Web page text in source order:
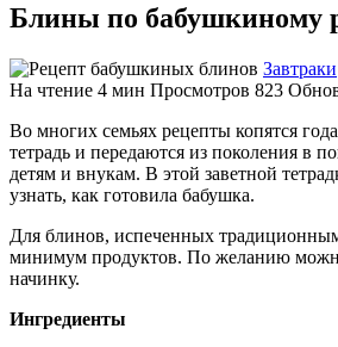
Блины по бабушкиному
Завтраки
На чтение 4 мин Просмотров 823
Во многих семьях рецепты копятся
тетрадь и передаются из поколения в
детям и внукам. В этой заветной
узнать, как готовила бабушка.
Для блинов, испеченных
минимум продуктов. По желанию
начинку.
Ингредиенты